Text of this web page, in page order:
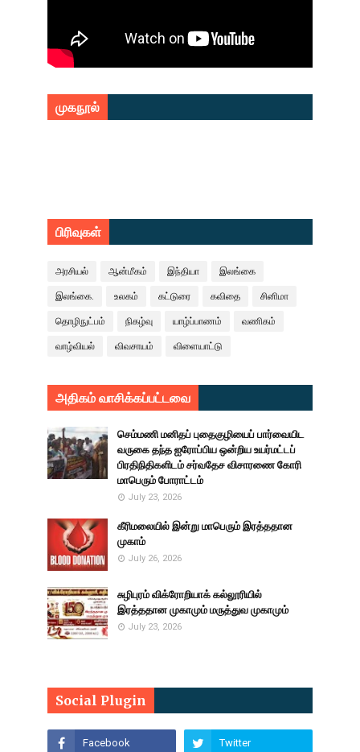
முகநூல்
பிரிவுகள்
அரசியல் ஆன்மீகம் இந்தியா இலங்கை
இலங்கை. உலகம் கட்டுரை கவிதை சினிமா
தொழிநுட்பம் நிகழ்வு யாழ்ப்பாணம் வணிகம்
வாழ்வியல் விவசாயம் விளையாட்டு
அதிகம் வாசிக்கப்பட்டவை
செம்மணி மனிதப் புதைகுழியைப் பார்வையிட
வருகை தந்த ஐரோப்பிய ஒன்றிய உயர்மட்டப்
பிரதிநிதிகளிடம் சர்வதேச விசாரணை கோரி
மாபெரும் போராட்டம்
July 23, 2026
கீரிமலையில் இன்று மாபெரும் இரத்ததான
முகாம்
July 26, 2026
சுழிபுரம் விக்ரோறியாக் கல்லூரியில்
இரத்ததான முகாமும் மருத்துவ முகாமும்
July 23, 2026
Social Plugin